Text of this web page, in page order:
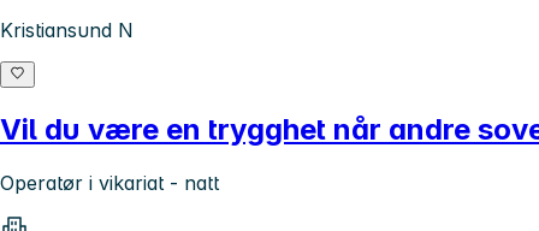
Kristiansund N
Vil du være en trygghet når andre
Operatør i vikariat - natt